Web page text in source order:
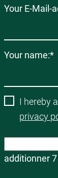
Champ
Your E-Mail-
Champ
Your name:*
I hereby
privacy
additionner